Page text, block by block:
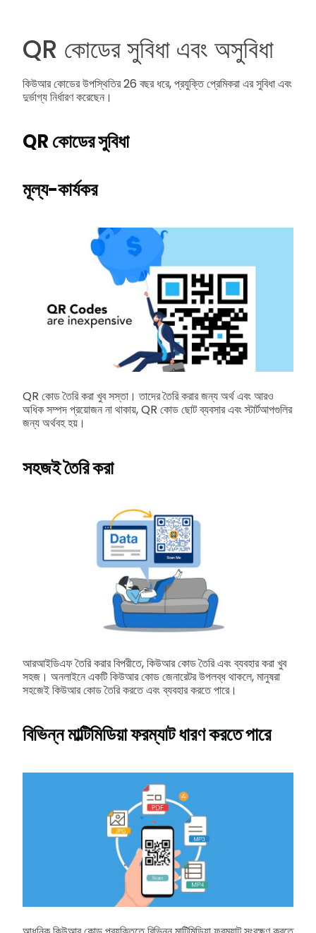
QR কোডের সুবিধা এবং অসুবিধা
কিউআর কোডের উপস্থিতির 26 বছর ধরে, প্রযুক্তি প্রেমিকরা এর সুবিধা এবং
দুর্ভাগ্য নির্ধারণ করেছেন।
QR কোডের সুবিধা
মূল্য-কার্যকর
QR কোড তৈরি করা খুব সস্তা। তাদের তৈরি করার জন্য অর্থ এবং আরও
অধিক সম্পদ প্রয়োজন না থাকায়, QR কোড ছোট ব্যবসার এবং স্টার্টআপগুলির
জন্য অর্থবহ হয়।
সহজই তৈরি করা
আরআইডিএফ তৈরি করার বিপরীতে, কিউআর কোড তৈরি এবং ব্যবহার করা খুব
সহজ। অনলাইনে একটি কিউআর কোড জেনারেটর উপলব্ধ থাকলে, মানুষরা
সহজেই কিউআর কোড তৈরি করতে এবং ব্যবহার করতে পারে।
বিভিন্ন মাল্টিমিডিয়া ফরম্যাট ধারণ করতে পারে